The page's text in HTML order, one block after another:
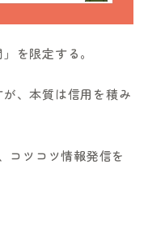
を限定する。
、本質は信用を積み
コツコツ情報発信を